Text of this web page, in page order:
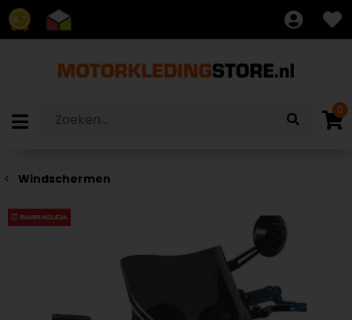
8.7
0
Windschermen